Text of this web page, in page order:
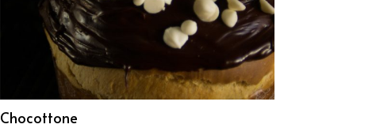
Chocottone